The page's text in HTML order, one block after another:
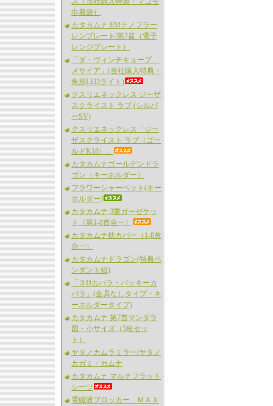
巾着袋）
カタカムナ EMナノフラー
レンプレート/第7首（電子
レンジプレート）
「ダ・ヴィンチキューブ
メサイア」(当社購入特典・
角形LEDライト)
クスリエネックレス ジーザ
スクライスト ラブ (シルバ
ーSV)
クスリエネックレス「ジー
ザスクライスト ラブ（ゴー
ルドK18）」
カタカムナゴールデンドラ
ゴン（キーホルダー）
フラワーシャーベット(キー
ホルダー)
カタカムナ 3重ガーゼケッ
ト（第1-8首合一）
カタカムナ枕カバー（1-8首
合一）
カタカムナドラゴン(特典ペ
ンダント紐)
「３Dカバラ・バッキーカ
バラ」(金具なしタイプ・キ
ーホルダータイプ)
カタカムナ 第7首マンダラ
図・小サイズ（5枚セッ
ト）
ヤタノカムラミラー/ヤタノ
カガミ・カムナ
カタカムナ マルチフラット
シーツ
電磁波ブロッカー ＭＡＸ